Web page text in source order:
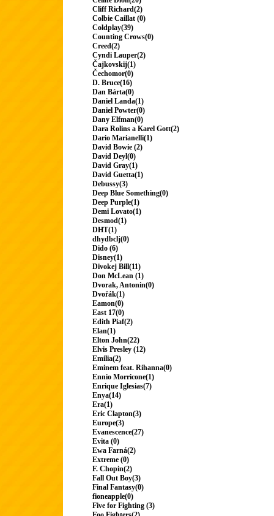
Cliff Richard(2)
Colbie Caillat (0)
Coldplay(39)
Counting Crows(0)
Creed(2)
Cyndi Lauper(2)
Čajkovskij(1)
Čechomor(0)
D. Bruce(16)
Dan Bárta(0)
Daniel Landa(1)
Daniel Powter(0)
Dany Elfman(0)
Dara Rolins a Karel Gott(2)
Dario Marianelli(1)
David Bowie (2)
David Deyl(0)
David Gray(1)
David Guetta(1)
Debussy(3)
Deep Blue Something(0)
Deep Purple(1)
Demi Lovato(1)
Desmod(1)
DHT(1)
dhydbclj(0)
Dido (6)
Disney(1)
Divokej Bill(11)
Don McLean (1)
Dvorak, Antonin(0)
Dvořák(1)
Eamon(0)
East 17(0)
Edith Piaf(2)
Elan(1)
Elton John(22)
Elvis Presley (12)
Emilia(2)
Eminem feat. Rihanna(0)
Ennio Morricone(1)
Enrique Iglesias(7)
Enya(14)
Era(1)
Eric Clapton(3)
Europe(3)
Evanescence(27)
Evita (0)
Ewa Farná(2)
Extreme (0)
F. Chopin(2)
Fall Out Boy(3)
Final Fantasy(0)
fioneapple(0)
Five for Fighting (3)